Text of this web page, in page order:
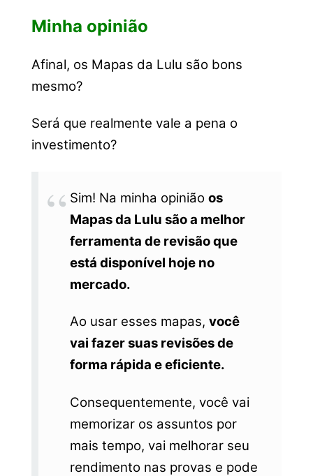
Minha opinião
Afinal, os Mapas da Lulu são bons
mesmo?
Será que realmente vale a pena o
investimento?
Sim! Na minha opinião os
Mapas da Lulu são a melhor
ferramenta de revisão que
está disponível hoje no
mercado.
Ao usar esses mapas, você
vai fazer suas revisões de
forma rápida e eficiente.
Consequentemente, você vai
memorizar os assuntos por
mais tempo, vai melhorar seu
rendimento nas provas e pode